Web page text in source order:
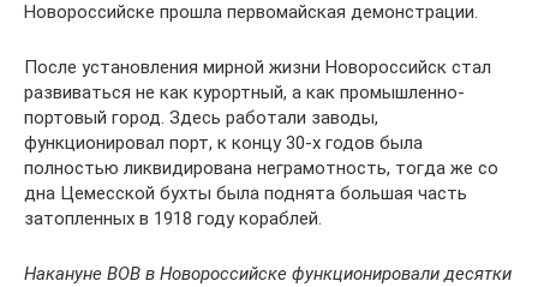
Новороссийске прошла первомайская демонстрации.
После установления мирной жизни Новороссийск стал
развиваться не как курортный, а как промышленно-
портовый город. Здесь работали заводы,
функционировал порт, к концу 30-х годов была
полностью ликвидирована неграмотность, тогда же со
дна Цемесской бухты была поднята большая часть
затопленных в 1918 году кораблей.
Накануне ВОВ в Новороссийске функционировали десятки